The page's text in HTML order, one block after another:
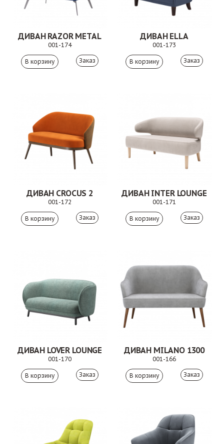
ДИВАН RAZOR METAL
001-174
Заказ
ДИВАН ELLA
001-173
Заказ
ДИВАН CROCUS 2
001-172
Заказ
ДИВАН INTER LOUNGE
001-171
Заказ
ДИВАН LOVER LOUNGE
001-170
Заказ
ДИВАН MILANO 1300
001-166
Заказ